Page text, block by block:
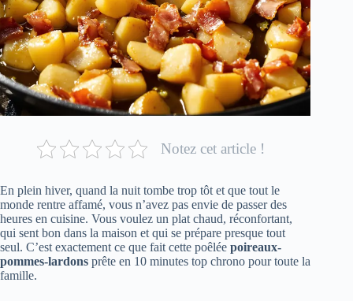
Notez cet article !
En plein hiver, quand la nuit tombe trop tôt et que tout le
monde rentre affamé, vous n’avez pas envie de passer des
heures en cuisine. Vous voulez un plat chaud, réconfortant,
qui sent bon dans la maison et qui se prépare presque tout
seul. C’est exactement ce que fait cette poêlée poireaux-
pommes-lardons prête en 10 minutes top chrono pour toute la
famille.